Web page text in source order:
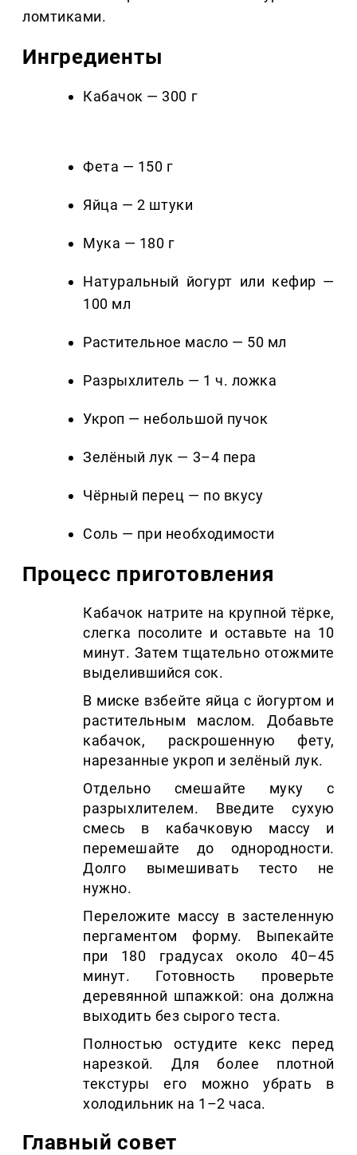
ломтиками.
Ингредиенты
Кабачок — 300 г
Фета — 150 г
Яйца — 2 штуки
Мука — 180 г
Натуральный йогурт или кефир —
100 мл
Растительное масло — 50 мл
Разрыхлитель — 1 ч. ложка
Укроп — небольшой пучок
Зелёный лук — 3–4 пера
Чёрный перец — по вкусу
Соль — при необходимости
Процесс приготовления
Кабачок натрите на крупной тёрке,
слегка посолите и оставьте на 10
минут. Затем тщательно отожмите
выделившийся сок.
В миске взбейте яйца с йогуртом и
растительным маслом. Добавьте
кабачок, раскрошенную фету,
нарезанные укроп и зелёный лук.
Отдельно смешайте муку с
разрыхлителем. Введите сухую
смесь в кабачковую массу и
перемешайте до однородности.
Долго вымешивать тесто не
нужно.
Переложите массу в застеленную
пергаментом форму. Выпекайте
при 180 градусах около 40–45
минут. Готовность проверьте
деревянной шпажкой: она должна
выходить без сырого теста.
Полностью остудите кекс перед
нарезкой. Для более плотной
текстуры его можно убрать в
холодильник на 1–2 часа.
Главный совет